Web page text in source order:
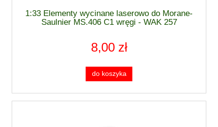
1:33 Elementy wycinane laserowo do Morane-
Saulnier MS.406 C1 wręgi - WAK 257
8,00 zł
do koszyka